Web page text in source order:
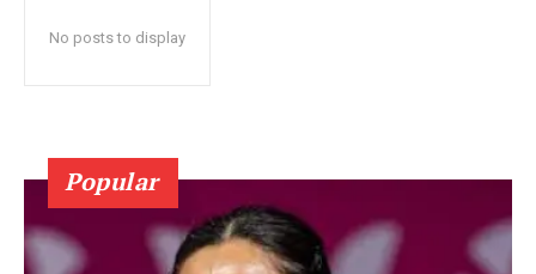
No posts to display
Popular